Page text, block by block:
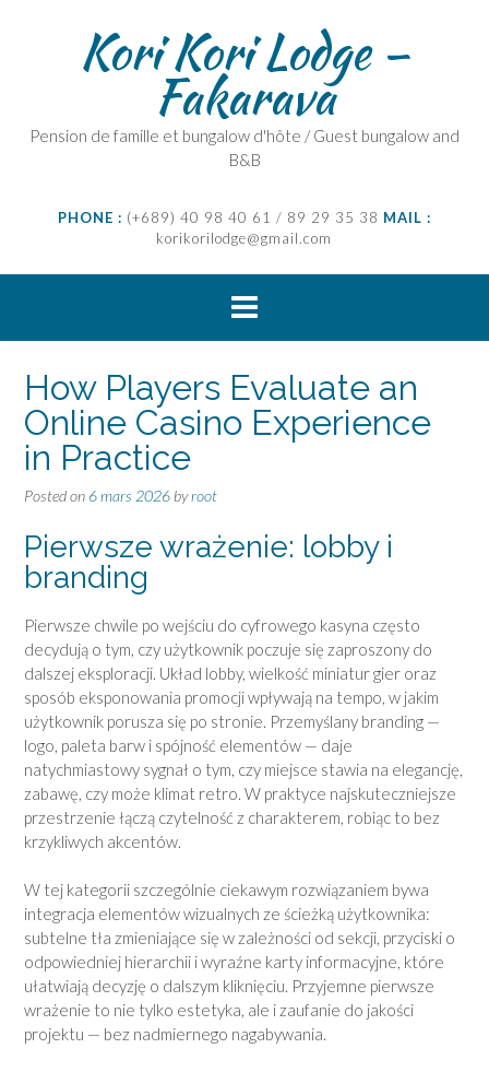
Kori Kori Lodge –
Fakarava
Pension de famille et bungalow d'hôte / Guest bungalow and
B&B
PHONE : (+689) 40 98 40 61 / 89 29 35 38 MAIL :
korikorilodge@gmail.com
How Players Evaluate an
Online Casino Experience
in Practice
Posted on 6 mars 2026 byroot
Pierwsze wrażenie: lobby i
branding
Pierwsze chwile po wejściu do cyfrowego kasyna często
decydują o tym, czy użytkownik poczuje się zaproszony do
dalszej eksploracji. Układ lobby, wielkość miniatur gier oraz
sposób eksponowania promocji wpływają na tempo, w jakim
użytkownik porusza się po stronie. Przemyślany branding —
logo, paleta barw i spójność elementów — daje
natychmiastowy sygnał o tym, czy miejsce stawia na elegancję,
zabawę, czy może klimat retro. W praktyce najskuteczniejsze
przestrzenie łączą czytelność z charakterem, robiąc to bez
krzykliwych akcentów.
W tej kategorii szczególnie ciekawym rozwiązaniem bywa
integracja elementów wizualnych ze ścieżką użytkownika:
subtelne tła zmieniające się w zależności od sekcji, przyciski o
odpowiedniej hierarchii i wyraźne karty informacyjne, które
ułatwiają decyzję o dalszym kliknięciu. Przyjemne pierwsze
wrażenie to nie tylko estetyka, ale i zaufanie do jakości
projektu — bez nadmiernego nagabywania.